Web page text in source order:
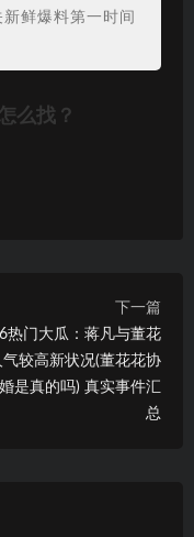
鲜爆料第一时间
么找？
下一篇
热门大瓜：蒋凡与董花
气较高新状况(董花花协
是真的吗) 真实事件汇
总